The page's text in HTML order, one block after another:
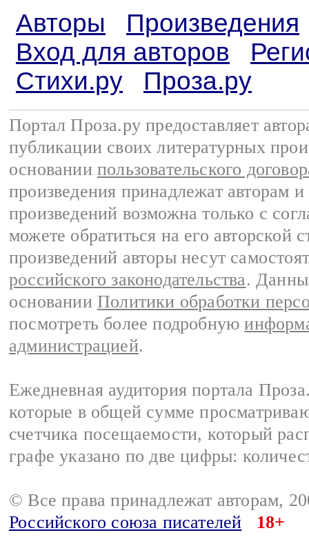
Авторы
Произведения
Вход для авторов
Стихи.ру
Проза.ру
Портал Проза.ру предоставляет
публикации своих литературных
основании пользовательского
произведения принадлежат авторам
произведений возможна только с
можете обратиться на его авторской
произведений авторы несут
российского законодательства.
основании Политики обработки
посмотреть более подробную
администрацией.
Ежедневная аудитория портала
которые в общей сумме
счетчика посещаемости, который
графе указано по две цифры:
© Все права принадлежат авторам,
Российского союза писателей
18+